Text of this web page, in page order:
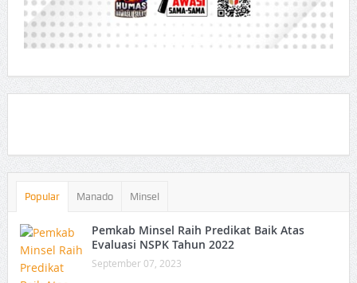
Popular Manado Minsel
Pemkab Minsel Raih Predikat Baik Atas
Evaluasi NSPK Tahun 2022
September 07, 2023